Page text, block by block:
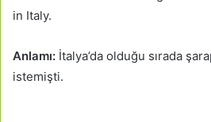
in Italy.
Anlamı: İtalya’da olduğu sırada
istemişti.